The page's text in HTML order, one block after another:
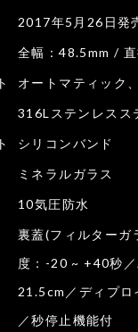
2017年5月26日発
全幅：48.5mm /
オートマティック
316Lステンレスス
シリコンバンド
ミネラルガラス
10気圧防水
裏蓋(フィルターガ
度：-20 ~ +40秒
21.5cm／ディプ
／秒停止機能付